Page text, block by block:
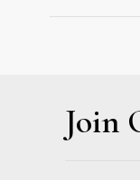
Join